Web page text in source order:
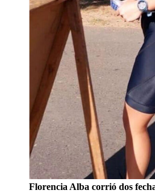
Florencia Alba corrió dos